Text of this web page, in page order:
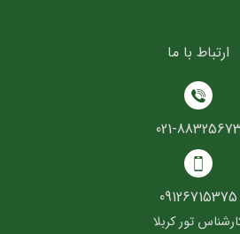
ارتباط با ما
021-88325673
09126715375
تور کربلا